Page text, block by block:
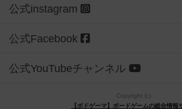
公式instagram
公式Facebook
公式YouTubeチャンネル
Copyright (c)
【ボドゲーマ】ボードゲームの総合情報